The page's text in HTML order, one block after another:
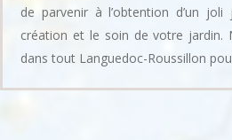
de parvenir à l’obtention d’un joli
création et le soin de votre jardin.
dans tout Languedoc-Roussillon